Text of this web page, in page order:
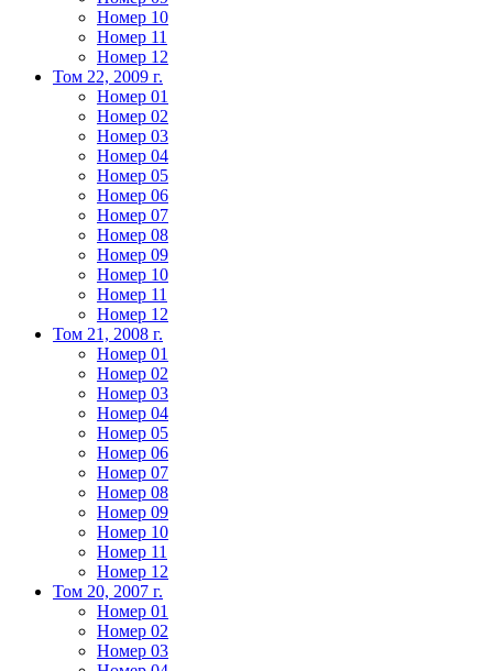
Номер 10
Номер 11
Номер 12
Том 22, 2009 г.
Номер 01
Номер 02
Номер 03
Номер 04
Номер 05
Номер 06
Номер 07
Номер 08
Номер 09
Номер 10
Номер 11
Номер 12
Том 21, 2008 г.
Номер 01
Номер 02
Номер 03
Номер 04
Номер 05
Номер 06
Номер 07
Номер 08
Номер 09
Номер 10
Номер 11
Номер 12
Том 20, 2007 г.
Номер 01
Номер 02
Номер 03